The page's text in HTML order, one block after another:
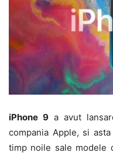
iPhone 9a avut
compania Apple, si
timp noile sale modele